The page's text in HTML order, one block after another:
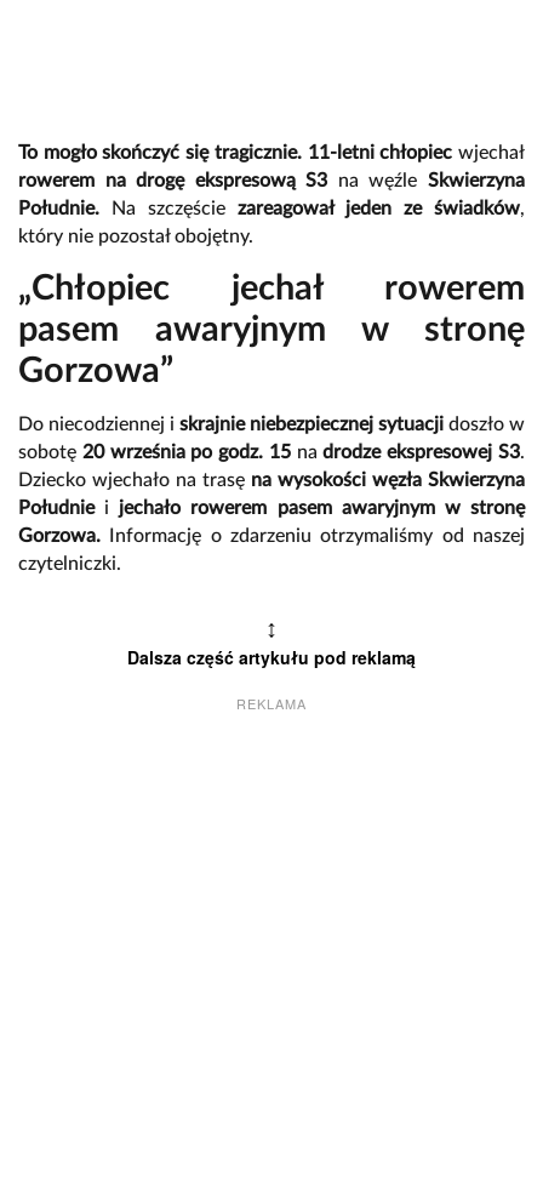
To mogło skończyć się tragicznie. 11-letni chłopiec wjechał
rowerem na drogę ekspresową S3 na węźleSkwierzyna
Południe. Na szczęście zareagował jeden ze świadków,
który nie pozostał obojętny.
„Chłopiec jechał rowerem
pasem awaryjnym w stronę
Gorzowa”
Do niecodziennej i skrajnie niebezpiecznej sytuacji doszło w
sobotę 20 września po godz. 15nadrodze ekspresowej S3.
Dziecko wjechało na trasę na wysokości węzła Skwierzyna
Południei jechało rowerem pasem awaryjnym w stronę
Gorzowa.
Informację o zdarzeniu otrzymaliśmy od naszej
czytelniczki.
↕
Dalsza część artykułu pod reklamą
REKLAMA